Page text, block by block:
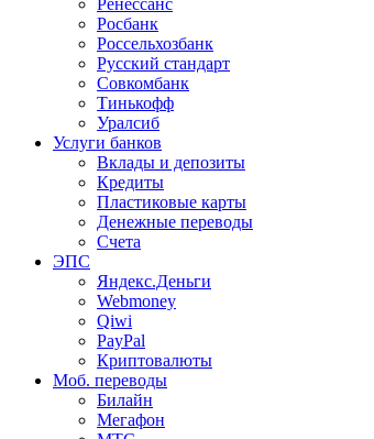
Ренессанс
Росбанк
Россельхозбанк
Русский стандарт
Совкомбанк
Тинькофф
Уралсиб
Услуги банков
Вклады и депозиты
Кредиты
Пластиковые карты
Денежные переводы
Счета
ЭПС
Яндекс.Деньги
Webmoney
Qiwi
PayPal
Криптовалюты
Моб. переводы
Билайн
Мегафон